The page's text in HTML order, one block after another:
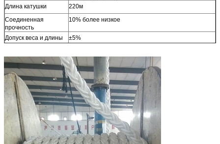
Длина катушки
220м
Соединенная
прочность
10% более низкое
Допуск веса и длины
±5%
МБЛ=Минимум
Другие размеры Доступный по требованию